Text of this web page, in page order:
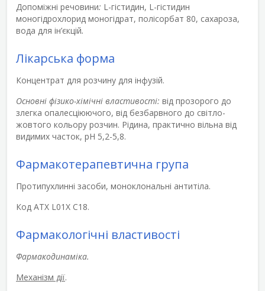
Допоміжні речовини: L-гістидин, L-гістидин
моногідрохлорид моногідрат, полісорбат 80, сахароза,
вода для ін’єкцій.
Лікарська форма
Концентрат для розчину для інфузій.
Основні фізико-хімічні властивості: від прозорого до
злегка опалесціюючого, від безбарвного до світло-
жовтого кольору розчин. Рідина, практично вільна від
видимих часток, рН 5,2-5,8.
Фармакотерапевтична група
Протипухлинні засоби, моноклональні антитіла.
Код АТХ L01X C18.
Фармакологічні властивості
Фармакодинаміка.
Механізм дії.